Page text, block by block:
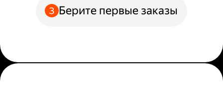
Берите первые заказы